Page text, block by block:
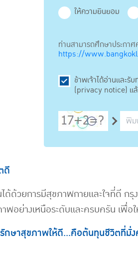
ให้ความยินยอม
ท่านสามารถศึกษาประกา
https://
ข้าพเจ้าได้อ่านและรั
(privacy notice) แ
ดี
ด้ด้วยการมีสุขภาพกายและใจที่ดี ก
พอย่างเหนือระดับและครบครัน เพื่
กษาสุขภาพให้ดี…คือต้นทุนชีวิตที่มั่ง